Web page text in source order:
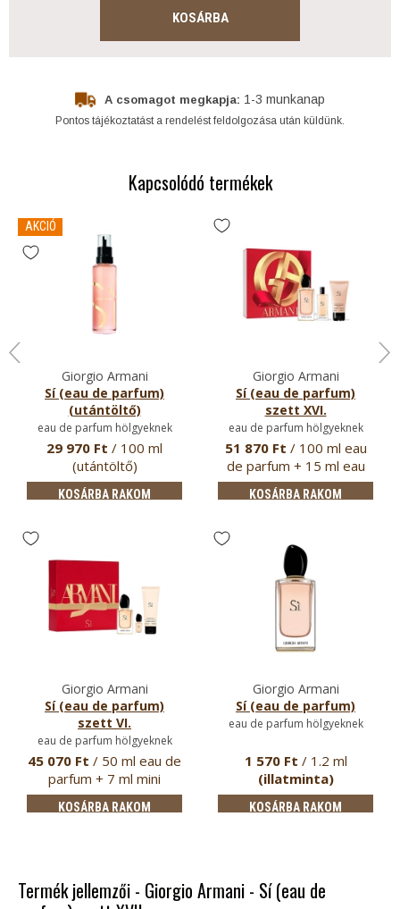
KOSÁRBA
A csomagot megkapja: 1-3 munkanap
Pontos tájékoztatást a rendelést feldolgozása után küldünk.
Kapcsolódó termékek
AKCIÓ
Giorgio Armani
Sí (eau de parfum)
(utántöltő)
eau de parfum hölgyeknek
29 970 Ft / 100 ml
(utántöltő)
KOSÁRBA RAKOM
Giorgio Armani
Sí (eau de parfum)
szett XVI.
eau de parfum hölgyeknek
51 870 Ft / 100 ml eau
de parfum + 15 ml eau
de pa…
KOSÁRBA RAKOM
Giorgio Armani
Sí (eau de parfum)
szett VI.
eau de parfum hölgyeknek
45 070 Ft / 50 ml eau de
parfum + 7 ml mini
parfum…
KOSÁRBA RAKOM
Giorgio Armani
Sí (eau de parfum)
eau de parfum hölgyeknek
1 570 Ft / 1.2 ml
(illatminta)
KOSÁRBA RAKOM
Termék jellemzői - Giorgio Armani - Sí (eau de